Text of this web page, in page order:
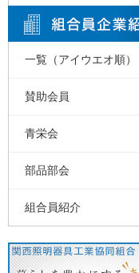
一覧（アイウエオ順）
賛助会員
青栄会
部品部会
組合員紹介